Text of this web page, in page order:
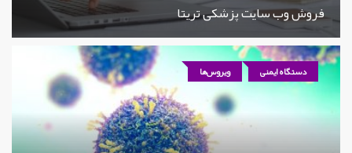
فروش وب سایت پزشکی تریتا
دستگاه ایمنی ویروس‌ها